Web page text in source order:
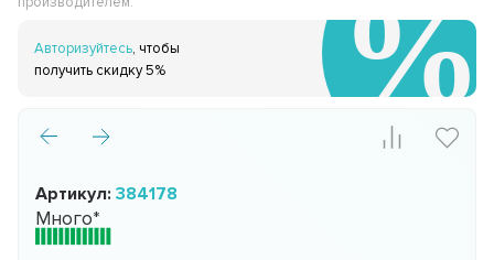
Авторизуйтесь, чтобы
получить скидку 5%
Артикул:384178
Много*